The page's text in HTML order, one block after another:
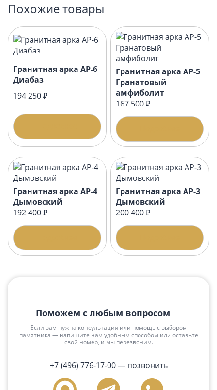
Похожие товары
Гранитная арка АР-6
Диабаз
194 250 ₽
Гранитная арка АР-5
Гранатовый
амфиболит
167 500 ₽
Гранитная арка АР-4
Дымовский
192 400 ₽
Гранитная арка АР-3
Дымовский
200 400 ₽
Поможем с любым вопросом
Если вам нужна консультация или помощь с выбором
памятника — напишите нам удобным способом или оставьте
свой номер, и мы перезвоним.
+7 (496) 776-17-00— позвонить